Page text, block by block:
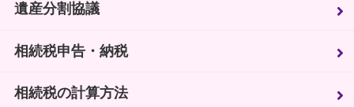
遺産分割協議
相続税申告・納税
相続税の計算方法